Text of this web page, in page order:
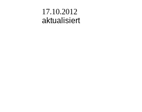
17.10.2012
aktualisiert